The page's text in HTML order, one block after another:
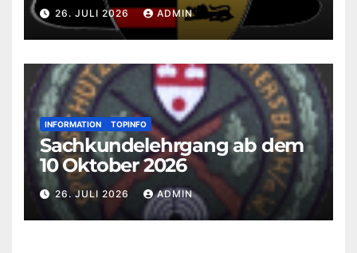
26. JULI 2026 ADMIN
INFORMATION TOPINFO
Sachkundelehrgang ab dem
10 Oktober 2026
26. JULI 2026 ADMIN